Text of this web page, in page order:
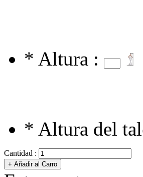
* Altura :
* Altura del
Cantidad :